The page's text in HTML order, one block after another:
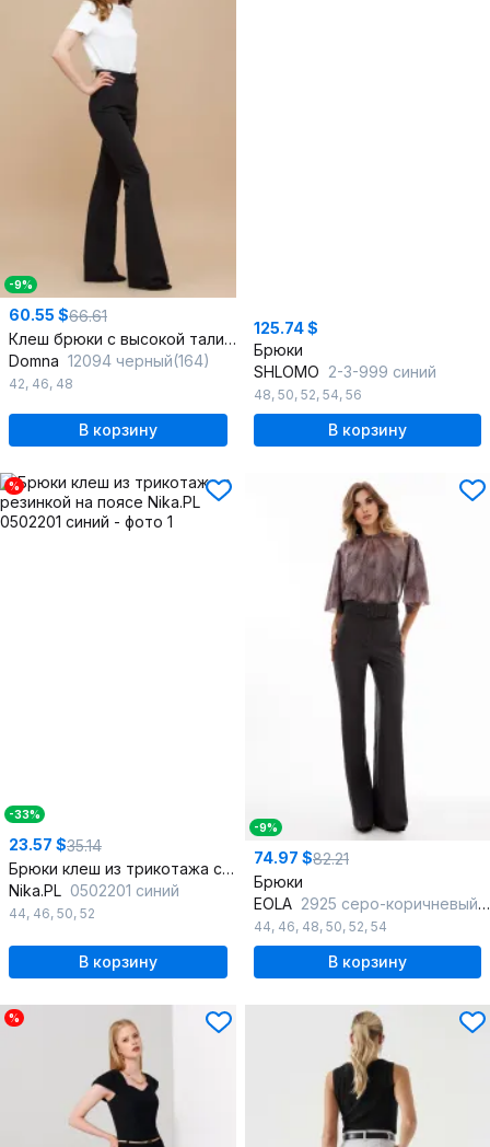
-9%
60.55 $66.61
Клеш брюки с высокой талией и декоративными элементами для стильного образа
Domna 12094 черный(164)
42, 46, 48
В корзину
125.74 $
Брюки
SHLOMO 2-3-999 синий
48, 50, 52, 54, 56
В корзину
%
-33%
23.57 $35.14
Брюки клеш из трикотажа с резинкой на поясе
Nika.PL 0502201 синий
44, 46, 50, 52
В корзину
-9%
74.97 $82.21
Брюки
EOLA 2925 серо-коричневый_меланж
44, 46, 48, 50, 52, 54
В корзину
%